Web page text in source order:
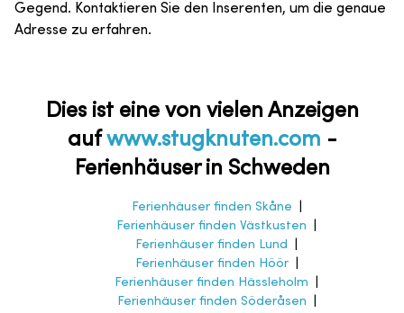
Gegend. Kontaktieren Sie den Inserenten, um die genaue
Adresse zu erfahren.
Dies ist eine von vielen Anzeigen
auf www.stugknuten.com -
Ferienhäuser in Schweden
Ferienhäuser finden Skåne
Ferienhäuser finden Västkusten
Ferienhäuser finden Lund
Ferienhäuser finden Höör|
Ferienhäuser finden Hässleholm
Ferienhäuser finden Söderåsen